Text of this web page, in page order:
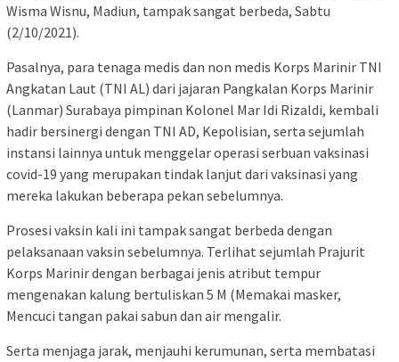
Wisma Wisnu, Madiun, tampak sangat berbeda, Sabtu
(2/10/2021).
Pasalnya, para tenaga medis dan non medis Korps Marinir TNI
Angkatan Laut (TNI AL) dari jajaran Pangkalan Korps Marinir
(Lanmar) Surabaya pimpinan Kolonel Mar Idi Rizaldi, kembali
hadir bersinergi dengan TNI AD, Kepolisian, serta sejumlah
instansi lainnya untuk menggelar operasi serbuan vaksinasi
covid-19 yang merupakan tindak lanjut dari vaksinasi yang
mereka lakukan beberapa pekan sebelumnya.
Prosesi vaksin kali ini tampak sangat berbeda dengan
pelaksanaan vaksin sebelumnya. Terlihat sejumlah Prajurit
Korps Marinir dengan berbagai jenis atribut tempur
mengenakan kalung bertuliskan 5 M (Memakai masker,
Mencuci tangan pakai sabun dan air mengalir.
Serta menjaga jarak, menjauhi kerumunan, serta membatasi